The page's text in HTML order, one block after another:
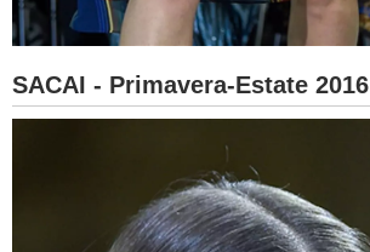
SACAI - Primavera-Estate 2016